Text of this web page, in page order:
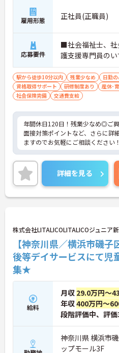
雇用形態 正社員(正職員)
応募要件
■社会福祉士、社
護支援専門員の
駅から徒歩10分以内 残業少なめ 日勤
資格取得サポート
研修制度あり
産休･
社会保険完備
交通費支給
年間休日120日！残業少なめ◎ご興
面接対策ポイントなど、さらに詳
ますのでお気軽にご相談ください！
詳細を見る
株式会社LITALICOLITALICOジュニア
【神奈川県／横浜市磯
後等デイサービスにて児
集★
給料
月収 29.0万円～
年収400万円～
段階評価中、評
神奈川県 横浜市
ップモール3F